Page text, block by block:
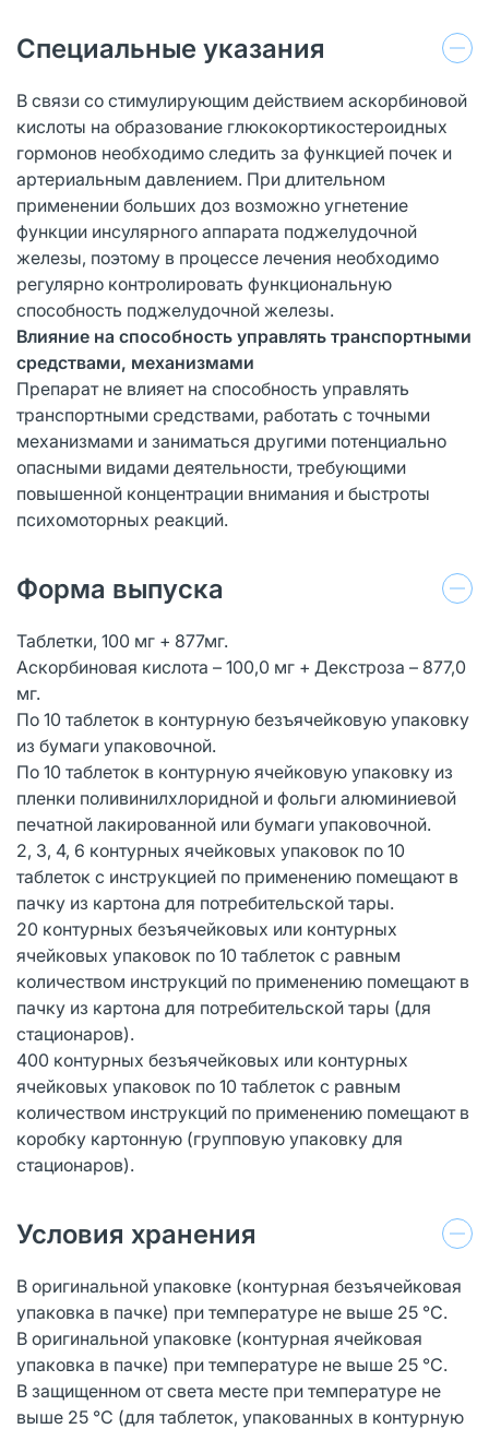
Специальные указания
В связи со стимулирующим действием аскорбиновой
кислоты на образование глюкокортикостероидных
гормонов необходимо следить за функцией почек и
артериальным давлением. При длительном
применении больших доз возможно угнетение
функции инсулярного аппарата поджелудочной
железы, поэтому в процессе лечения необходимо
регулярно контролировать функциональную
способность поджелудочной железы.
Влияние на способность управлять транспортными
средствами, механизмами
Препарат не влияет на способность управлять
транспортными средствами, работать с точными
механизмами и заниматься другими потенциально
опасными видами деятельности, требующими
повышенной концентрации внимания и быстроты
психомоторных реакций.
Форма выпуска
Таблетки, 100 мг + 877мг.
Аскорбиновая кислота – 100,0 мг + Декстроза – 877,0
мг.
По 10 таблеток в контурную безъячейковую упаковку
из бумаги упаковочной.
По 10 таблеток в контурную ячейковую упаковку из
пленки поливинилхлоридной и фольги алюминиевой
печатной лакированной или бумаги упаковочной.
2, 3, 4, 6 контурных ячейковых упаковок по 10
таблеток с инструкцией по применению помещают в
пачку из картона для потребительской тары.
20 контурных безъячейковых или контурных
ячейковых упаковок по 10 таблеток с равным
количеством инструкций по применению помещают в
пачку из картона для потребительской тары (для
стационаров).
400 контурных безъячейковых или контурных
ячейковых упаковок по 10 таблеток с равным
количеством инструкций по применению помещают в
коробку картонную (групповую упаковку для
стационаров).
Условия хранения
В оригинальной упаковке (контурная безъячейковая
упаковка в пачке) при температуре не выше 25 °С.
В оригинальной упаковке (контурная ячейковая
упаковка в пачке) при температуре не выше 25 °С.
В защищенном от света месте при температуре не
выше 25 °С (для таблеток, упакованных в контурную